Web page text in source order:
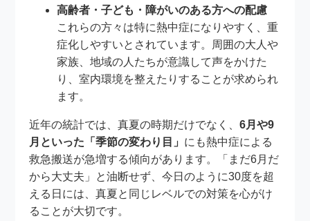
高齢者・子ども・障がいのある方への配慮
これらの方々は特に熱中症になりやすく、重
症化しやすいとされています。周囲の大人や
家族、地域の人たちが意識して声をかけた
り、室内環境を整えたりすることが求められ
ます。
近年の統計では、真夏の時期だけでなく、6月や9
月といった「季節の変わり目」 にも熱中症による
救急搬送が急増する傾向があります。「まだ6月だ
から大丈夫」と油断せず、今日のように30度を超
える日には、真夏と同じレベルでの対策を心がけ
ることが大切です。